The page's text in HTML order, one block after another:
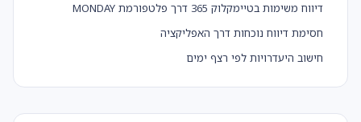
דיווח משימות בטיימקלוק 365 דרך פלטפורמת MONDAY
חסימת דיווח נוכחות דרך האפליקציה
חישוב היעדרויות לפי רצף ימים